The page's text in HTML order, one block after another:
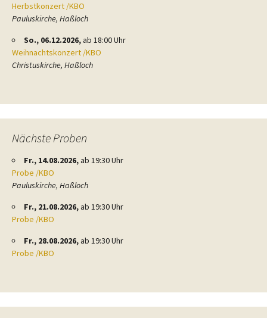
Herbstkonzert /KBO
Pauluskirche, Haßloch
So., 06.12.2026,ab 18:00 Uhr
Weihnachtskonzert /KBO
Christuskirche, Haßloch
Nächste Proben
Fr., 14.08.2026,ab 19:30 Uhr
Probe /KBO
Pauluskirche, Haßloch
Fr., 21.08.2026,ab 19:30 Uhr
Probe /KBO
Fr., 28.08.2026,ab 19:30 Uhr
Probe /KBO